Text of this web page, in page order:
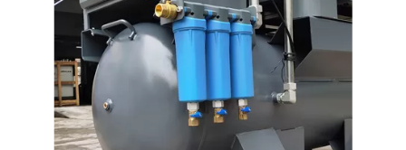
ZITAT
SITEMAP